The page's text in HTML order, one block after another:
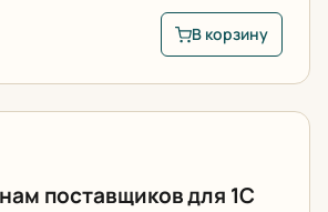
В корзину: Как
В корзину
для 1С
поставщиков для 1С